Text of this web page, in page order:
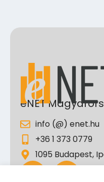
eNET
info (@) enet.hu
+36 1 373 0779
1095 Budapest,